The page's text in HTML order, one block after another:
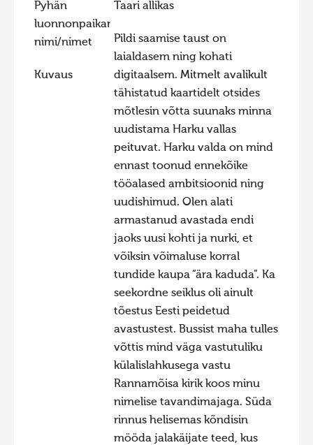
Hiite kuvavõistlus 2013
Hiite kuvavõistlus 2012
Hiite kuvavõistlus 2011
Hiite kuvavõistlus 2009
Hiite kuvavõistlus 2008
Pyhän
luonnonpaikan
nimi/nimet
Taari allikas
Kuvaus
Pildi saamise taust on
laialdasem ning kohati
digitaalsem. Mitmelt avalikult
tähistatud kaartidelt otsides
mõtlesin võtta suunaks minna
uudistama Harku vallas
peituvat. Harku valda on mind
ennast toonud ennekõike
tööalased ambitsioonid ning
uudishimud. Olen alati
armastanud avastada endi
jaoks uusi kohti ja nurki, et
võiksin võimaluse korral
tundide kaupa “ära kaduda”. Ka
seekordne seiklus oli ainult
tõestus Eesti peidetud
avastustest. Bussist maha tulles
võttis mind väga vastutuliku
külalislahkusega vastu
Rannamõisa kirik koos minu
nimelise tavandimajaga. Süda
rinnus helisemas kõndisin
mööda jalakäijate teed, kus